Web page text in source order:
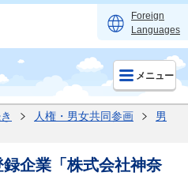
Foreign
Languages
メニュー
人権・男女共同参画
男
企業「株式会社神奈